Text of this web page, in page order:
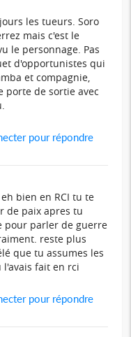
les tueurs. Soro
mais c'est le
le personnage. Pas
d'opportunistes qui
et compagnie,
porte de sortie avec
pour répondre
bien en RCI tu te
de paix apres tu
pour parler de guerre
reste plus
que tu assumes les
l'avais fait en rci
pour répondre